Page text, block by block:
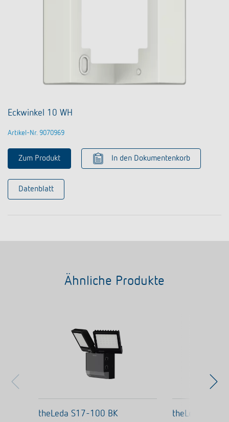
Eckwinkel 10 WH
Artikel-Nr. 9070969
Zum Produkt In den Dokumentenkorb
Datenblatt
Ähnliche Produkte
theLeda S17-100 BK theLeda S17-